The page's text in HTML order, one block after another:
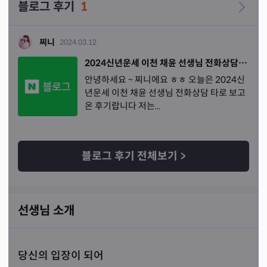
블로그 후기 1
찌니 2024.03.12
2024신년운세 이천 채윤 선생님 전화상담 타로 보고온 후기
안녕하세요 ~ 찌니에요 ㅎㅎ 오늘은 2024신
년운세 이천 채윤 선생님 전화상담 타로 보고
온 후기랍니다 저는...
블로그 후기 전체보기 >
선생님 소개
당신의 입장이 되어